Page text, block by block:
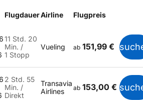
FlugdauerAirline Flugpreis
11 Std. 20
Min. /
1 Stopp
Vueling ab 151,99 €
2 Std. 55
Min. /
Direkt
Transavia
Airlines
ab 153,00 €